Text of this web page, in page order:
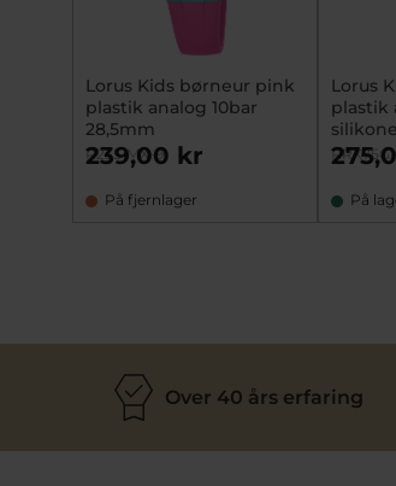
Lorus Kids børneur pink
plastik analog 10bar
28,5mm
R2351MX-9
239,00 kr
På fjernlager
Lorus
plastik
På
Over 40 års erfaring